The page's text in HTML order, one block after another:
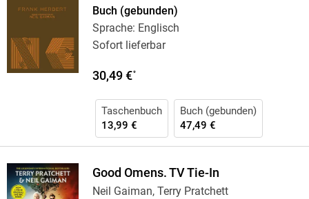
Buch (gebunden)
Sprache: Englisch
Sofort lieferbar
30,49 €*
Taschenbuch
13,99 €
Buch (gebunden)
47,49 €
Good Omens. TV Tie-In
Neil Gaiman, Terry Pratchett